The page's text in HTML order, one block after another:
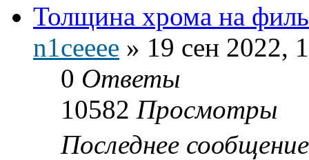
Толщина хрома на
n1ceeee » 19 сен 2022,
0 Ответы
10582 Просмотры
Последнее